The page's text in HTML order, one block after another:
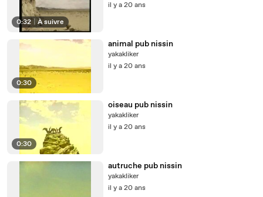
0:32 À suivre
il y a 20 ans
0:30
animal pub nissin
yakakliker
il y a 20 ans
0:30
oiseau pub nissin
yakakliker
il y a 20 ans
autruche pub nissin
yakakliker
il y a 20 ans